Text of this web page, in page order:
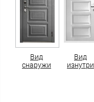
Вид
снаружи
Вид
изнутри